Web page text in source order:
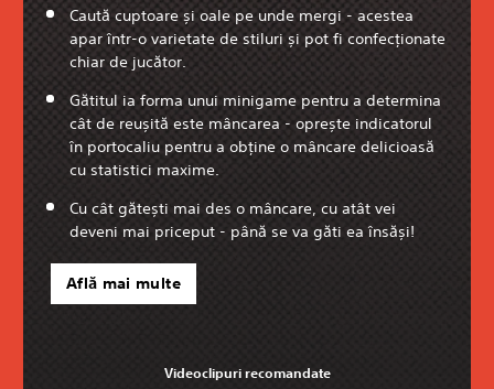
Caută cuptoare și oale pe unde mergi - acestea
apar într-o varietate de stiluri și pot fi confecționate
chiar de jucător.
Gătitul ia forma unui minigame pentru a determina
cât de reușită este mâncarea - oprește indicatorul
în portocaliu pentru a obține o mâncare delicioasă
cu statistici maxime.
Cu cât gătești mai des o mâncare, cu atât vei
deveni mai priceput - până se va găti ea însăși!
Află mai multe
Videoclipuri recomandate